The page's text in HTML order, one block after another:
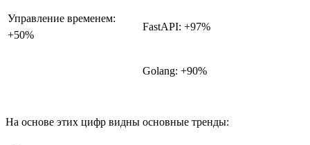
Управление временем:
+50%
FastAPI: +97%
Golang: +90%
На основе этих цифр видны основные тренды: